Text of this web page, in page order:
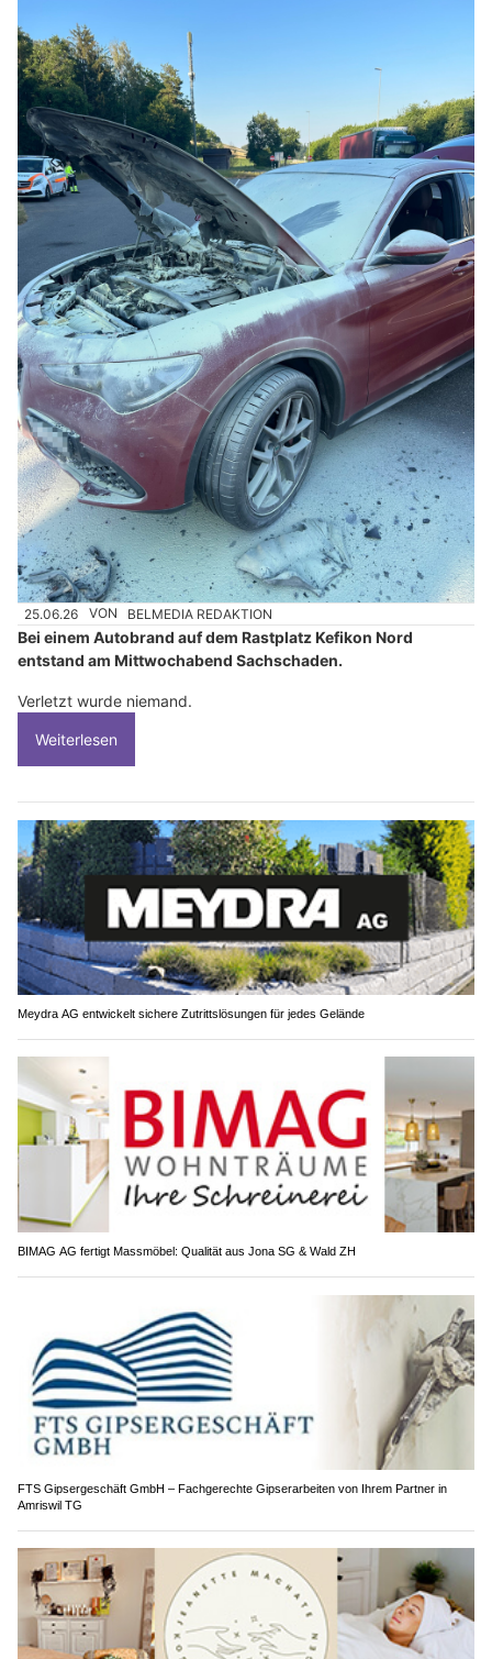
25.06.26 VON BELMEDIA REDAKTION
Bei einem Autobrand auf dem Rastplatz Kefikon Nord
entstand am Mittwochabend Sachschaden.
Verletzt wurde niemand.
Weiterlesen
Meydra AG entwickelt sichere Zutrittslösungen für jedes Gelände
BIMAG AG fertigt Massmöbel: Qualität aus Jona SG & Wald ZH
FTS Gipsergeschäft GmbH – Fachgerechte Gipserarbeiten von Ihrem Partner in
Amriswil TG